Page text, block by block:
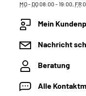
MO- DO08:00 - 19:00, FR
Mein
Nachricht
Beratung
Alle